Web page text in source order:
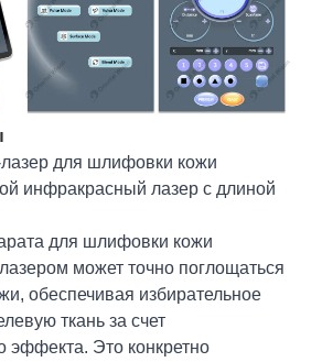
для шлифовки кожи
инфракрасный лазер с длиной
для шлифовки кожи
может точно поглощаться
обеспечивая избирательное
ткань за счет
эффекта. Это конкретно